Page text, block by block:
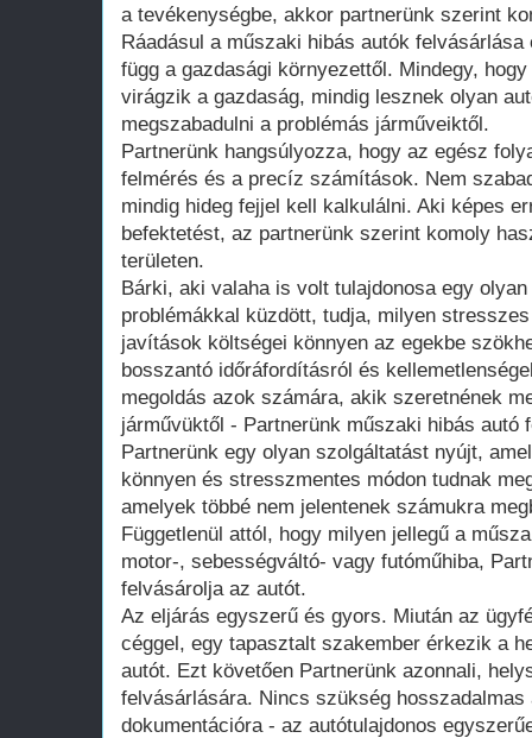
a tevékenységbe, akkor partnerünk szerint
Ráadásul a műszaki hibás autók
függ a gazdasági környezettől. Mindegy,
virágzik a gazdaság, mindig lesznek olyan
megszabadulni a problémás járműveiktől.
Partnerünk hangsúlyozza, hogy az egész
felmérés és a precíz számítások. Nem
mindig hideg fejjel kell kalkulálni. Aki képes
befektetést, az partnerünk szerint komoly
területen.
Bárki, aki valaha is volt tulajdonosa egy
problémákkal küzdött, tudja, milyen
javítások költségei könnyen az egekbe
bosszantó időráfordításról és
megoldás azok számára, akik szeretnének
járművüktől - Partnerünk műszaki hibás autó
Partnerünk egy olyan szolgáltatást nyújt,
könnyen és stresszmentes módon tudnak
amelyek többé nem jelentenek számukra
Függetlenül attól, hogy milyen jellegű a
motor-, sebességváltó- vagy futóműhiba,
felvásárolja az autót.
Az eljárás egyszerű és gyors. Miután az
céggel, egy tapasztalt szakember érkezik a
autót. Ezt követően Partnerünk azonnali,
felvásárlására. Nincs szükség
dokumentációra - az autótulajdonos